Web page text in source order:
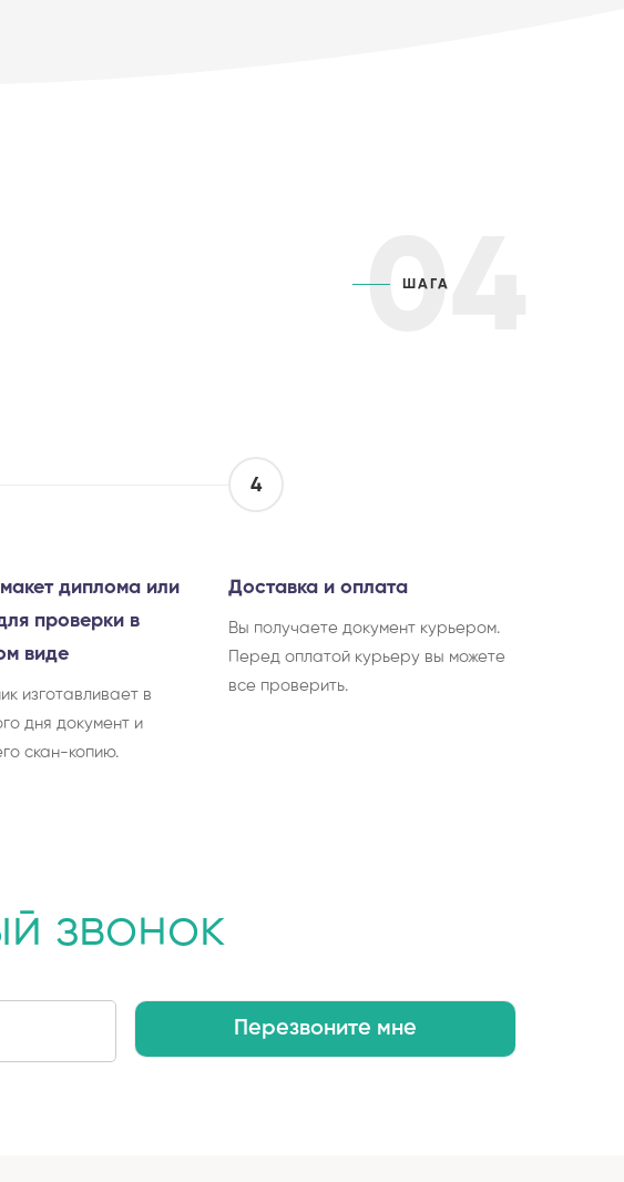
04
ШАГА
диплома или
проверки в
виде
изготавливает в
дня документ и
скан-копию.
4
Доставка и оплата
Вы получаете документ курьером.
Перед оплатой курьеру вы можете
все проверить.
звонок
Перезвоните мне